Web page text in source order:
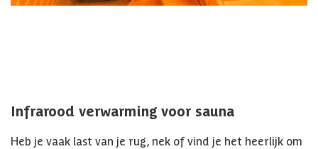
Infrarood verwarming voor sauna
Heb je vaak last van je rug, nek of vind je het heerlijk om